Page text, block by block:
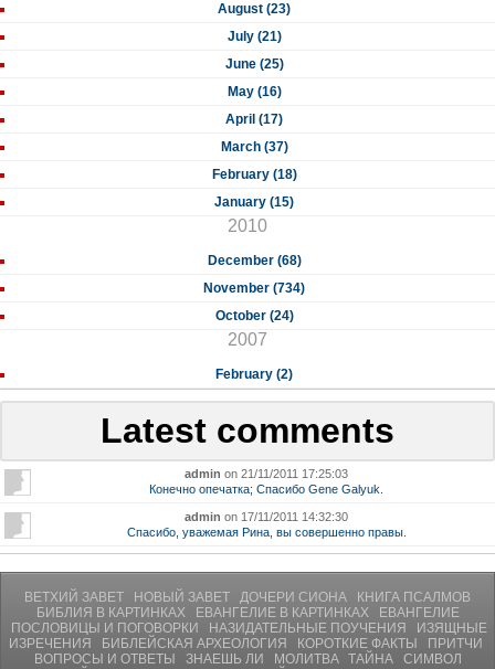
August (23)
July (21)
June (25)
May (16)
April (17)
March (37)
February (18)
January (15)
2010
December (68)
November (734)
October (24)
2007
February (2)
Latest comments
admin on 21/11/2011 17:25:03
Конечно опечатка; Спасибо Gene Galyuk.
admin on 17/11/2011 14:32:30
Спасибо, уважемая Рина, вы совершенно правы.
ВЕТХИЙ ЗАВЕТ НОВЫЙ ЗАВЕТ ДОЧЕРИ СИОНА
КНИГА ПСАЛМОВ
БИБЛИЯ В КАРТИНКАХ
ЕВАНГЕЛИЕ В КАРТИНКАХ
ЕВАНГЕЛИЕ
ПОСЛОВИЦЫ И ПОГОВОРКИ
НАЗИДАТЕЛЬНЫЕ ПОУЧЕНИЯ
ИЗЯЩНЫЕ
ИЗРЕЧЕНИЯ
БИБЛЕЙСКАЯ АРХЕОЛОГИЯ КОРОТКИЕ ФАКТЫ
ПРИТЧИ
ВОПРОСЫ И ОТВЕТЫ
ЗНАЕШЬ ЛИ МОЛИТВA ТАЙНА
СИМВОЛ